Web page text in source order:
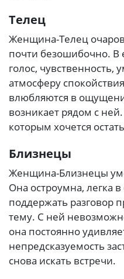
Телец
Женщина-Телец
почти безошибочно. В
голос, чувственность,
атмосферу
влюбляются в
возникает рядом с
которым хочется
Близнецы
Женщина-Близнецы
Она остроумна, легка
поддержать разговор
тему. С ней
она постоянно
непредсказуемость
снова искать встречи.